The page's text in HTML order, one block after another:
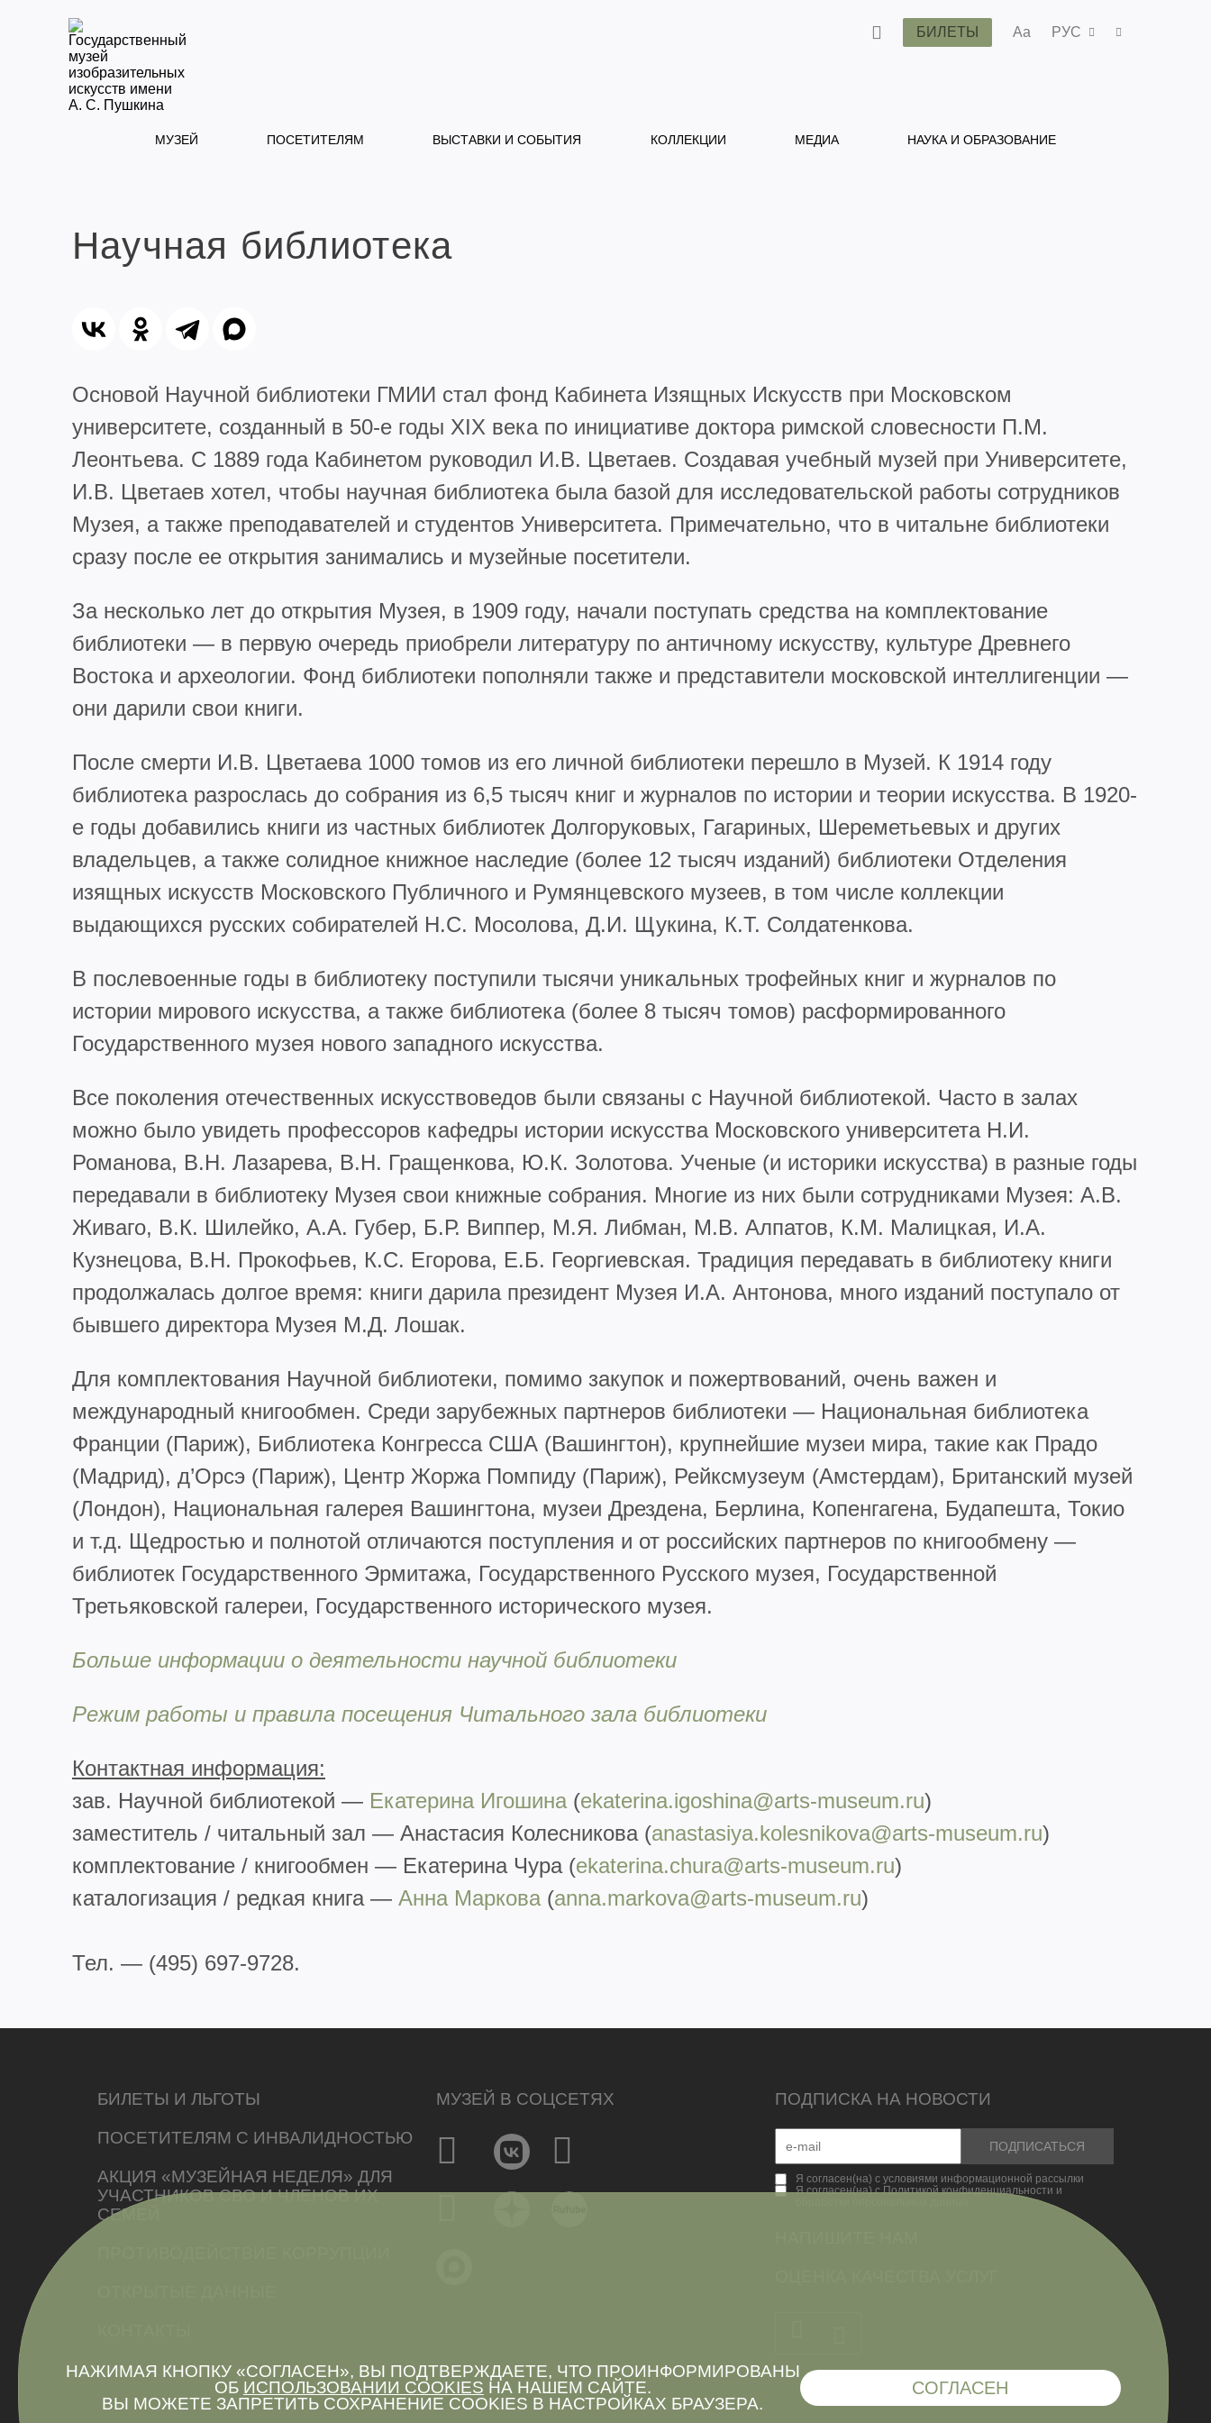
БИЛЕТЫ Aa РУС
МУЗЕЙ ПОСЕТИТЕЛЯМ ВЫСТАВКИ И СОБЫТИЯ КОЛЛЕКЦИИ МЕДИА НАУКА И ОБРАЗОВАНИЕ
Научная библиотека
Основой Научной библиотеки ГМИИ стал фонд Кабинета Изящных Искусств при Московском
университете, созданный в 50-е годы XIX века по инициативе доктора римской словесности П.М.
Леонтьева. С 1889 года Кабинетом руководил И.В. Цветаев. Создавая учебный музей при Университете,
И.В. Цветаев хотел, чтобы научная библиотека была базой для исследовательской работы сотрудников
Музея, а также преподавателей и студентов Университета. Примечательно, что в читальне библиотеки
сразу после ее открытия занимались и музейные посетители.
За несколько лет до открытия Музея, в 1909 году, начали поступать средства на комплектование
библиотеки — в первую очередь приобрели литературу по античному искусству, культуре Древнего
Востока и археологии. Фонд библиотеки пополняли также и представители московской интеллигенции —
они дарили свои книги.
После смерти И.В. Цветаева 1000 томов из его личной библиотеки перешло в Музей. К 1914 году
библиотека разрослась до собрания из 6,5 тысяч книг и журналов по истории и теории искусства. В 1920-
е годы добавились книги из частных библиотек Долгоруковых, Гагариных, Шереметьевых и других
владельцев, а также солидное книжное наследие (более 12 тысяч изданий) библиотеки Отделения
изящных искусств Московского Публичного и Румянцевского музеев, в том числе коллекции
выдающихся русских собирателей Н.С. Мосолова, Д.И. Щукина, К.Т. Солдатенкова.
В послевоенные годы в библиотеку поступили тысячи уникальных трофейных книг и журналов по
истории мирового искусства, а также библиотека (более 8 тысяч томов) расформированного
Государственного музея нового западного искусства.
Все поколения отечественных искусствоведов были связаны с Научной библиотекой. Часто в залах
можно было увидеть профессоров кафедры истории искусства Московского университета Н.И.
Романова, В.Н. Лазарева, В.Н. Гращенкова, Ю.К. Золотова. Ученые (и историки искусства) в разные годы
передавали в библиотеку Музея свои книжные собрания. Многие из них были сотрудниками Музея: А.В.
Живаго, В.К. Шилейко, А.А. Губер, Б.Р. Виппер, М.Я. Либман, М.В. Алпатов, К.М. Малицкая, И.А.
Кузнецова, В.Н. Прокофьев, К.С. Егорова, Е.Б. Георгиевская. Традиция передавать в библиотеку книги
продолжалась долгое время: книги дарила президент Музея И.А. Антонова, много изданий поступало от
бывшего директора Музея М.Д. Лошак.
Для комплектования Научной библиотеки, помимо закупок и пожертвований, очень важен и
международный книгообмен. Среди зарубежных партнеров библиотеки — Национальная библиотека
Франции (Париж), Библиотека Конгресса США (Вашингтон), крупнейшие музеи мира, такие как Прадо
(Мадрид), д’Орсэ (Париж), Центр Жоржа Помпиду (Париж), Рейксмузеум (Амстердам), Британский музей
(Лондон), Национальная галерея Вашингтона, музеи Дрездена, Берлина, Копенгагена, Будапешта, Токио
и т.д. Щедростью и полнотой отличаются поступления и от российских партнеров по книгообмену —
библиотек Государственного Эрмитажа, Государственного Русского музея, Государственной
Третьяковской галереи, Государственного исторического музея.
Больше информации о деятельности научной библиотеки
Режим работы и правила посещения Читального зала библиотеки
Контактная информация:
зав. Научной библиотекой — Екатерина Игошина(ekaterina.igoshina@arts-museum.ru)
заместитель / читальный зал — Анастасия Колесникова (anastasiya.kolesnikova@arts-museum.ru)
комплектование / книгообмен — Екатерина Чура (ekaterina.chura@arts-museum.ru)
каталогизация / редкая книга — Анна Маркова(anna.markova@arts-museum.ru)
Тел. — (495) 697-9728.
НАЖИМАЯ КНОПКУ «СОГЛАСЕН», ВЫ ПОДТВЕРЖДАЕТЕ, ЧТО ПРОИНФОРМИРОВАНЫ
ОБ ИСПОЛЬЗОВАНИИ COOKIES НА НАШЕМ САЙТЕ.
ВЫ МОЖЕТЕ ЗАПРЕТИТЬ СОХРАНЕНИЕ COOKIES В НАСТРОЙКАХ БРАУЗЕРА.
СОГЛАСЕН
БИЛЕТЫ И ЛЬГОТЫ
ПОСЕТИТЕЛЯМ С ИНВАЛИДНОСТЬЮ
АКЦИЯ «МУЗЕЙНАЯ НЕДЕЛЯ» ДЛЯ
УЧАСТНИКОВ СВО И ЧЛЕНОВ ИХ
СЕМЕЙ
МУЗЕЙ В СОЦСЕТЯХ ПОДПИСКА НА НОВОСТИ
Я согласен(на) с условиями информационной рассылки
Я согласен(на) с Политикой конфиденциальности и